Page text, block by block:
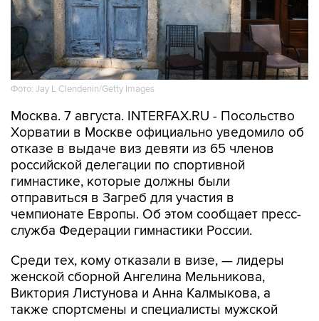
Фото: Jay L Clendenin/Getty Images
Москва. 7 августа. INTERFAX.RU - Посольство
отказе в выдаче виз девяти из 65 членов
российской делегации по спортивной
гимнастике, которые должны были
отправиться в Загреб для участия в
чемпионате Европы. Об этом сообщает пресс-
служба Федерации гимнастики России.
Среди тех, кому отказали в визе, — лидеры
Виктория Листунова и Анна Калмыкова, а
также спортсмены и специалисты мужской
команды.